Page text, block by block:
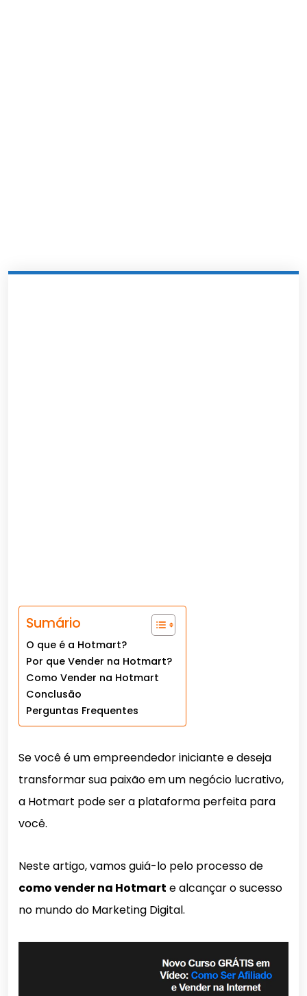
Sumário
O que é a Hotmart?
Por que Vender na Hotmart?
Como Vender na Hotmart
Conclusão
Perguntas Frequentes
Se você é um empreendedor iniciante e deseja
transformar sua paixão em um negócio lucrativo,
a Hotmart pode ser a plataforma perfeita para
você.
Neste artigo, vamos guiá-lo pelo processo de
como vender na Hotmart e alcançar o sucesso
no mundo do Marketing Digital.